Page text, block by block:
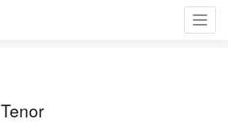
Tenor